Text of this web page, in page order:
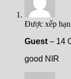
Được xếp
Guest – 14
good NIR